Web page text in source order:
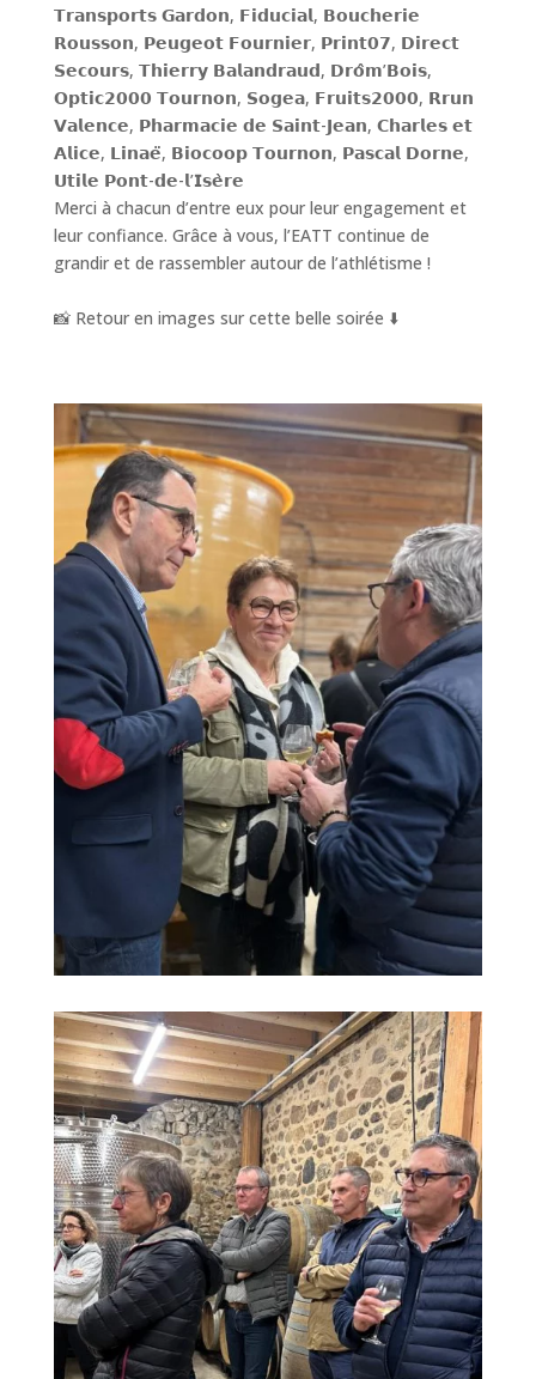
𝗧𝗿𝗮𝗻𝘀𝗽𝗼𝗿𝘁𝘀 𝗚𝗮𝗿𝗱𝗼𝗻, 𝗙𝗶𝗱𝘂𝗰𝗶𝗮𝗹, 𝗕𝗼𝘂𝗰𝗵𝗲𝗿𝗶𝗲
𝗥𝗼𝘂𝘀𝘀𝗼𝗻, 𝗣𝗲𝘂𝗴𝗲𝗼𝘁 𝗙𝗼𝘂𝗿𝗻𝗶𝗲𝗿, 𝗣𝗿𝗶𝗻𝘁𝟬𝟳, 𝗗𝗶𝗿𝗲𝗰𝘁
𝗦𝗲𝗰𝗼𝘂𝗿𝘀, 𝗧𝗵𝗶𝗲𝗿𝗿𝘆 𝗕𝗮𝗹𝗮𝗻𝗱𝗿𝗮𝘂𝗱, 𝗗𝗿𝗼̂𝗺’𝗕𝗼𝗶𝘀,
𝗢𝗽𝘁𝗶𝗰𝟮𝟬𝟬𝟬 𝗧𝗼𝘂𝗿𝗻𝗼𝗻, 𝗦𝗼𝗴𝗲𝗮, 𝗙𝗿𝘂𝗶𝘁𝘀𝟮𝟬𝟬𝟬, 𝗥𝗿𝘂𝗻
𝗩𝗮𝗹𝗲𝗻𝗰𝗲, 𝗣𝗵𝗮𝗿𝗺𝗮𝗰𝗶𝗲 𝗱𝗲 𝗦𝗮𝗶𝗻𝘁-𝗝𝗲𝗮𝗻, 𝗖𝗵𝗮𝗿𝗹𝗲𝘀 𝗲𝘁
𝗔𝗹𝗶𝗰𝗲, 𝗟𝗶𝗻𝗮𝗲̈, 𝗕𝗶𝗼𝗰𝗼𝗼𝗽 𝗧𝗼𝘂𝗿𝗻𝗼𝗻, 𝗣𝗮𝘀𝗰𝗮𝗹 𝗗𝗼𝗿𝗻𝗲,
𝗨𝘁𝗶𝗹𝗲 𝗣𝗼𝗻𝘁-𝗱𝗲-𝗹’𝗜𝘀𝗲̀𝗿𝗲
Merci à chacun d’entre eux pour leur engagement et
leur confiance. Grâce à vous, l’EATT continue de
grandir et de rassembler autour de l’athlétisme !
📸 Retour en images sur cette belle soirée ⬇️